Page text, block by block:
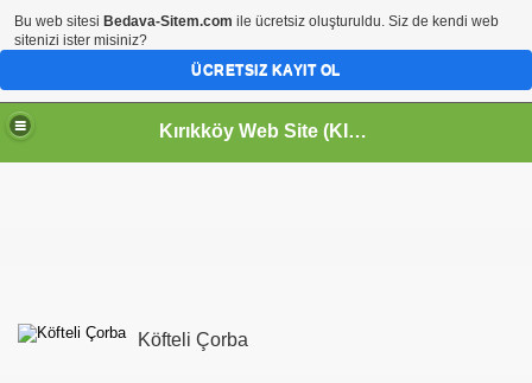
Kırıkköy Web Site (KIRIKKÖY-KİRİKKOY) HOŞGELDİNİZ
Köfteli Çorba
Bu web sitesi Bedava-Sitem.com ile ücretsiz oluşturuldu. Siz de kendi web
sitenizi ister misiniz?
ÜCRETSIZ KAYIT OL